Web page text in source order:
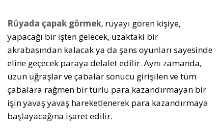
Rüyada çapak görmek, rüyayı gören kişiye,
yapacağı bir işten gelecek, uzaktaki bir
akrabasından kalacak ya da şans oyunları sayesinde
eline geçecek paraya delalet edilir. Aynı zamanda,
uzun uğraşlar ve çabalar sonucu girişilen ve tüm
çabalara rağmen bir türlü para kazandırmayan bir
işin yavaş yavaş hareketlenerek para kazandırmaya
başlayacağına işaret edilir.